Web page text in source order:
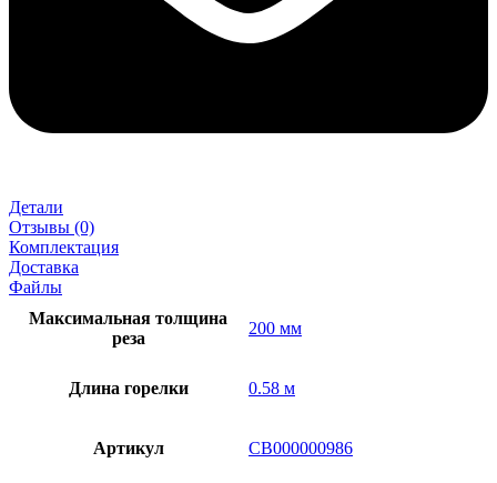
Детали
Отзывы (0)
Комплектация
Доставка
Файлы
Максимальная толщина
реза
200 мм
Длина горелки 0.58 м
Артикул СВ000000986